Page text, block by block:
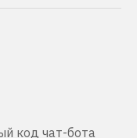
код чат-бота